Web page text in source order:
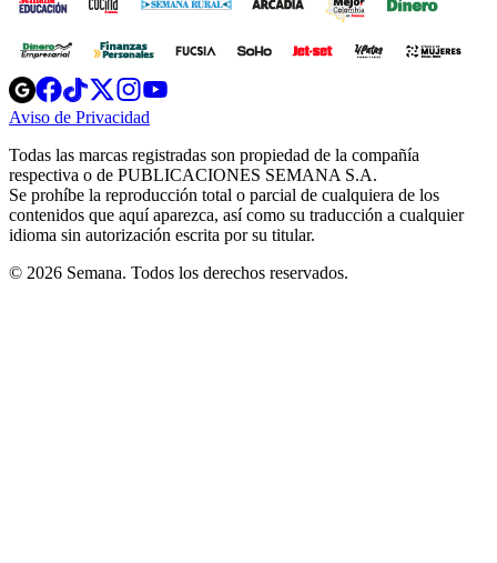
Opens
in
new
Opens
in
new
Opens
in
new
window
Opens
new
windowwindow
Aviso de Privacidad
new
window
Todas las marcas registradas son propiedad de la compañía
respectiva o de PUBLICACIONES SEMANA S.A.
Se prohíbe la reproducción total o parcial de cualquiera de los
contenidos que aquí aparezca, así como su traducción a cualquier
idioma sin autorización escrita por su titular.
© 2026 Semana. Todos los derechos reservados.